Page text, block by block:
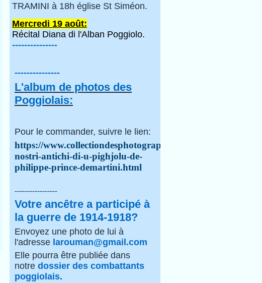
TRAMINI à 18h église St Siméon.
Mercredi 19 août:
Récital Diana di l'Alban Poggiolo.
---------------
---------------
L'album de photos des
Poggiolais:
Pour le commander, suivre le lien:
https://www.collectiondesphotographes.com/i-
nostri-antichi-di-u-pighjolu-de-
philippe-prince-demartini.html
-----------------
Votre ancêtre a participé à
la guerre de 1914-1918?
Envoyez une photo de lui à
l'adresse larouman@gmail.com
Elle pourra être publiée dans
notre dossier des combattants
poggiolais.